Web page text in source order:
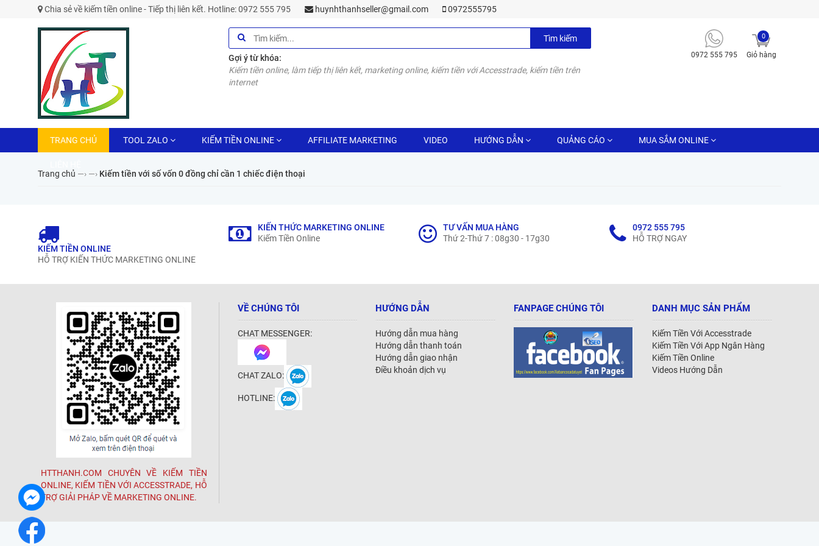
Chia sẻ về kiếm tiền online - Tiếp thị liên kết. Hotline: 0972 555 795 huynhthanhseller@gmail.com 0972555795
Tìm kiếm
Gợi ý từ khóa:
Kiếm tiền online, làm tiếp thị liên kết, marketing online, kiếm tiền với Accesstrade, kiếm tiền trên
internet
0972 555 795 Giỏ hàng
0
TRANG CHỦ TOOL ZALO KIẾM TIỀN ONLINE AFFILIATE MARKETING VIDEO HƯỚNG DẪN QUẢNG CÁO MUA SẮM ONLINE
Trang chủ —› —› Kiếm tiền với số vốn 0 đồng chỉ cần 1 chiếc điện thoại
KIẾM TIỀN ONLINE
HỖ TRỢ KIẾN THỨC MARKETING ONLINE
KIẾN THỨC MARKETING ONLINE
Kiếm Tiền Online
TƯ VẤN MUA HÀNG
Thứ 2-Thứ 7 : 08g30 - 17g30
0972 555 795
HỖ TRỢ NGAY
HTTHANH.COM CHUYÊN VỀ KIẾM TIỀN
ONLINE, KIẾM TIỀN VỚI ACCESSTRADE, HỖ
TRỢ GIẢI PHÁP VỀ MARKETING ONLINE.
VỀ CHÚNG TÔI
CHAT MESSENGER:
CHAT ZALO:
HOTLINE:
HƯỚNG DẪN
Hướng dẫn mua hàng
Hướng dẫn thanh toán
Hướng dẫn giao nhận
Điều khoản dịch vụ
FANPAGE CHÚNG TÔI DANH MỤC SẢN PHẨM
Kiếm Tiền Với Accesstrade
Kiếm Tiền Với App Ngân Hàng
Kiếm Tiền Online
Videos Hướng Dẫn